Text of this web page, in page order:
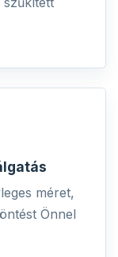
méret,
Önnel